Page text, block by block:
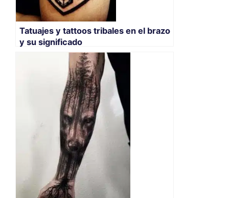
Tatuajes y tattoos tribales en el brazo
y su significado